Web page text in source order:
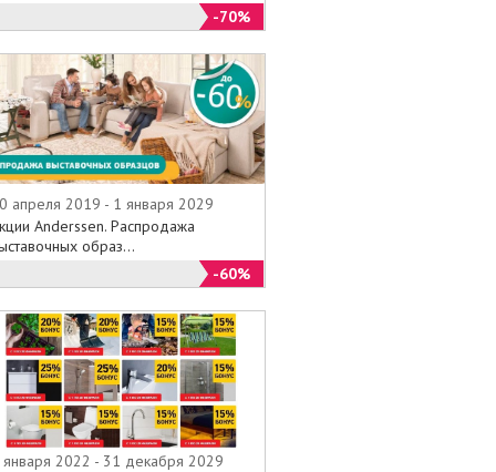
-70%
апреля 2019 - 1 января 2029
Anderssen. Распродажа
образ...
-60%
января 2022 - 31 декабря 2029